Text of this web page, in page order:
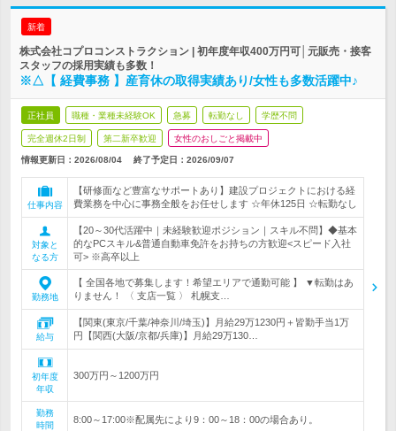
新着
株式会社コプロコンストラクション | 初年度年収400万円可│元販売・接客
スタッフの採用実績も多数！
※△【 経費事務 】産育休の取得実績あり/女性も多数活躍中♪
正社員 職種・業種未経験OK 急募 転勤なし 学歴不問
完全週休2日制 第二新卒歓迎 女性のおしごと掲載中
情報更新日：2026/08/04 終了予定日： 2026/09/07
仕事内容
【研修面など豊富なサポートあり】建設プロジェクトにおける経
費業務を中心に事務全般をお任せします ☆年休125日 ☆転勤なし
対象と
なる方
【20～30代活躍中｜未経験歓迎ポジション｜スキル不問】◆基本
的なPCスキル&普通自動車免許をお持ちの方歓迎<スピード入社
可> ※高卒以上
勤務地
【 全国各地で募集します！希望エリアで通勤可能 】 ▼転勤はあ
りません！ 〈 支店一覧 〉 札幌支…
給与
【関東(東京/千葉/神奈川/埼玉)】月給29万1230円＋皆勤手当1万
円【関西(大阪/京都/兵庫)】月給29万130…
初年度
年収
300万円～1200万円
勤務
時間
8:00～17:00※配属先により9：00～18：00の場合あり。